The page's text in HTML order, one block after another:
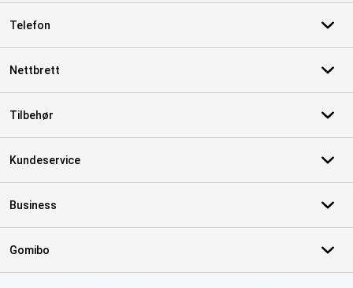
Telefon
Nettbrett
Tilbehør
Kundeservice
Business
Gomibo